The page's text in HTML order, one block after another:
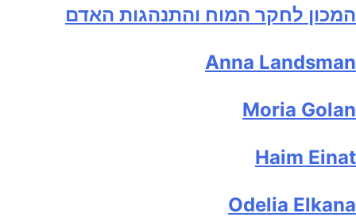
המכון לחקר המוח והתנהגות האדם
Anna Landsman
Moria Golan
Haim Einat
Odelia Elkana